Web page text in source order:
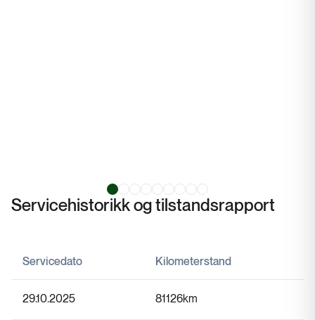
Servicehistorikk og tilstandsrapport
Servicedato Kilometerstand
29.10.2025 81126km